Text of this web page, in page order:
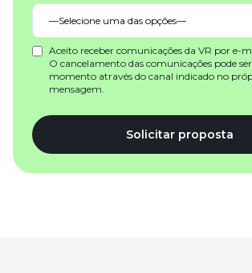
Aceito receber comunicações da VR por e-
O cancelamento das comunicações pode
momento através do canal indicado no
mensagem.
Solicitar proposta